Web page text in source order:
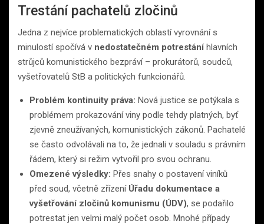
Trestání pachatelů zločinů
Jedna z nejvíce problematických oblastí vyrovnání s
minulostí spočívá v nedostatečném potrestáníhlavních
strůjců komunistického bezpráví – prokurátorů, soudců,
vyšetřovatelů StB a politických funkcionářů.
Problém kontinuity práva: Nová justice se potýkala s
problémem prokazování viny podle tehdy platných, byť
zjevně zneužívaných, komunistických zákonů. Pachatelé
se často odvolávali na to, že jednali v souladu s právním
řádem, který si režim vytvořil pro svou ochranu.
Omezené výsledky: Přes snahy o postavení viníků
před soud, včetně zřízení Úřadu dokumentace a
vyšetřování zločinů komunismu (ÚDV), se podařilo
potrestat jen velmi malý počet osob. Mnohé případy